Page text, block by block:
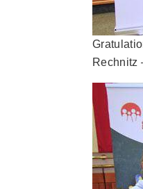
Rechnitz